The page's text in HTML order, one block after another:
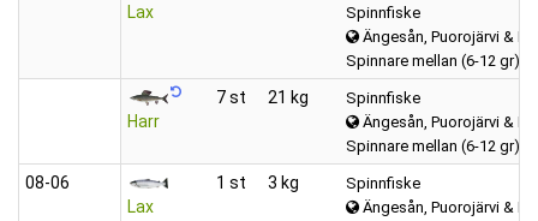
Lax
Spinnfiske
Ängesån, Puorojärvi &
Spinnare mellan (6-12 gr)
Harr
7 st 21 kg
Spinnfiske
Ängesån, Puorojärvi &
Spinnare mellan (6-12 gr)
08‑06
Lax
1 st 3 kg
Spinnfiske
Ängesån, Puorojärvi &